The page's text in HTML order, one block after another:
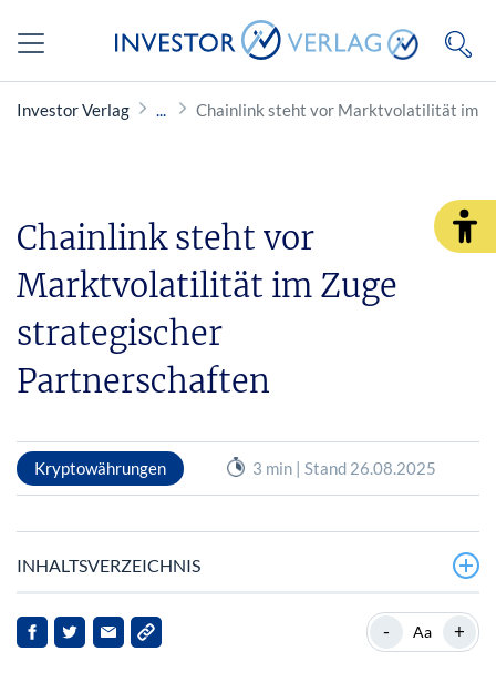
Investor Verlag Chainlink steht vor Marktvolatilität im
Chainlink steht vor
Marktvolatilität im Zuge
strategischer
Partnerschaften
Kryptowährungen 3 min | Stand 26.08.2025
INHALTSVERZEICHNIS
Marktbewegungen von Chainlink
- Aa +